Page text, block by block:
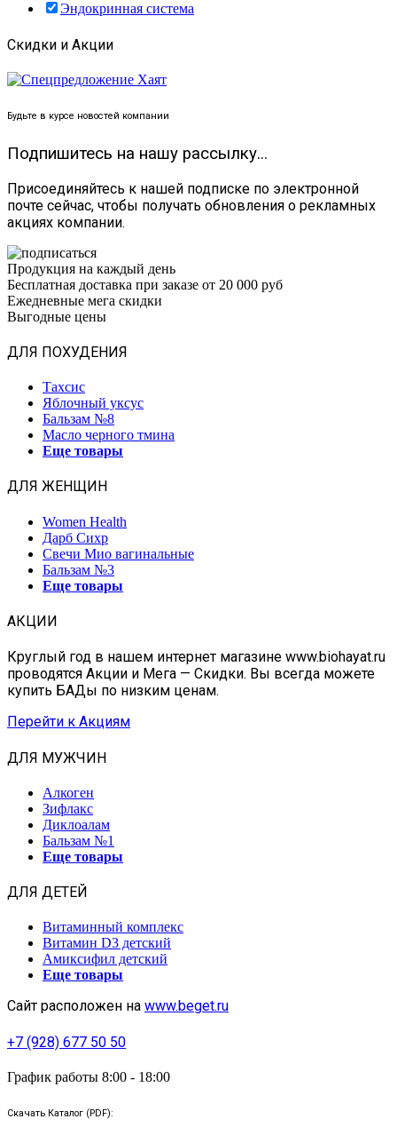
Эндокринная система
Скидки и Акции
Будьте в курсе новостей компании
Подпишитесь на нашу рассылку...
Присоединяйтесь к нашей подписке по электронной
почте сейчас, чтобы получать обновления о рекламных
акциях компании.
Продукция на каждый день
Бесплатная доставка при заказе от 20 000 руб
Ежедневные мега скидки
Выгодные цены
ДЛЯ ПОХУДЕНИЯ
Тахсис
Яблочный уксус
Бальзам №8
Масло черного тмина
Еще товары
ДЛЯ ЖЕНЩИН
Women Health
Дарб Сихр
Свечи Мио вагинальные
Бальзам №3
Еще товары
АКЦИИ
Круглый год в нашем интернет магазине www.biohayat.ru
проводятся Акции и Мега — Скидки. Вы всегда можете
купить БАДы по низким ценам.
Перейти к Акциям
ДЛЯ МУЖЧИН
Алкоген
Зифлакс
Диклоалам
Бальзам №1
Еще товары
ДЛЯ ДЕТЕЙ
Витаминный комплекс
Витамин D3 детский
Амиксифил детский
Еще товары
Сайт расположен на www.beget.ru
+7 (928) 677 50 50
График работы 8:00 - 18:00
Скачать Каталог (PDF):